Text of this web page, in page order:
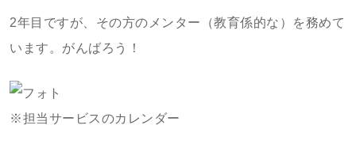
2年目ですが、その方のメンター（教育係的な）を務めて
います。がんばろう！
※担当サービスのカレンダー